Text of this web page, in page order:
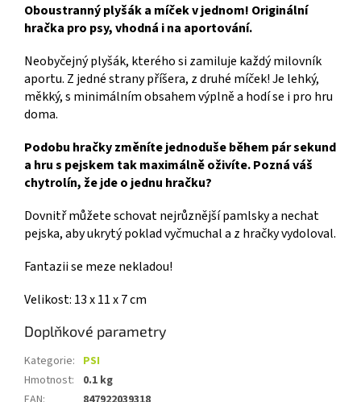
Oboustranný plyšák a míček v jednom! Originální
hračka pro psy, vhodná i na aportování.
Neobyčejný plyšák, kterého si zamiluje každý milovník
aportu. Z jedné strany příšera, z druhé míček!Je lehký,
měkký, s minimálním obsahem výplně a hodí se i pro hru
doma.
Podobu hračky změníte jednoduše během pár sekund
a hru s pejskem tak maximálně oživíte. Pozná váš
chytrolín, že jde o jednu hračku?
Dovnitř můžete schovat nejrůznější pamlsky a nechat
pejska, aby ukrytý poklad vyčmuchal a z hračky vydoloval.
Fantazii se meze nekladou!
Velikost: 13 x 11 x 7 cm
Doplňkové parametry
Kategorie: PSI
Hmotnost:
0.1 kg